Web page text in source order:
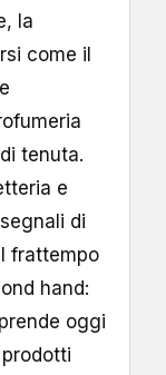
la
come il
tenuta.
e
di
frattempo
hand:
oggi